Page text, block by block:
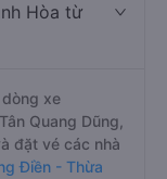
Hòa từ
xe
Quang Dũng,
đặt vé các nhà
Điền - Thừa